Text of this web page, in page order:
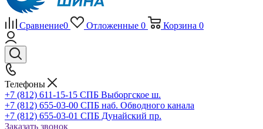
Сравнение0 Отложенные 0 Корзина 0
Телефоны
+7 (812) 611-15-15 СПБ Выборгское ш.
+7 (812) 655-03-00 СПБ наб. Обводного канала
+7 (812) 655-03-01 СПБ Дунайский пр.
Заказать звонок